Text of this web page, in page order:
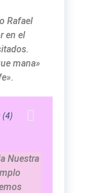
Rafael
en el
mana»
Nuestra